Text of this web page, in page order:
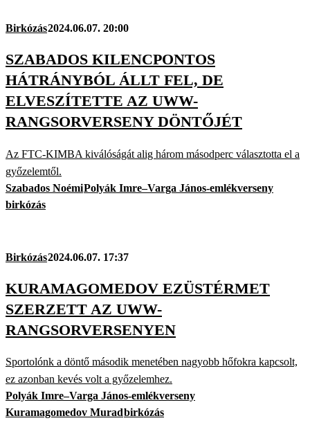
Birkózás2024.06.07. 20:00
SZABADOS KILENCPONTOS
HÁTRÁNYBÓL ÁLLT FEL, DE
ELVESZÍTETTE AZ UWW-
RANGSORVERSENY DÖNTŐJÉT
Az FTC-KIMBA kiválóságát alig három másodperc választotta el a
győzelemtől.
Szabados NoémiPolyák Imre–Varga János-emlékverseny
birkózás
Birkózás2024.06.07. 17:37
KURAMAGOMEDOV EZÜSTÉRMET
SZERZETT AZ UWW-
RANGSORVERSENYEN
Sportolónk a döntő második menetében nagyobb hőfokra kapcsolt,
ez azonban kevés volt a győzelemhez.
Polyák Imre–Varga János-emlékverseny
Kuramagomedov Muradbirkózás